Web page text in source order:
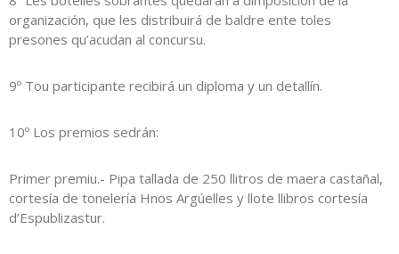
organización, que les distribuirá de baldre ente toles
presones qu’acudan al concursu.
9º Tou participante recibirá un diploma y un detallín.
10º Los premios sedrán:
Primer premiu.- Pipa tallada de 250 llitros de maera castañal,
cortesía de tonelería Hnos Argúelles y llote llibros cortesía
d’Espublizastur.